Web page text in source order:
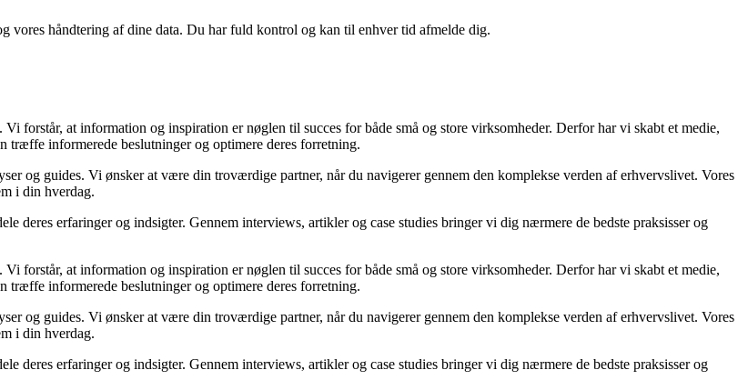
vores håndtering af dine data. Du har fuld kontrol og kan til enhver tid afmelde dig.
forstår, at information og inspiration er nøglen til succes for både små og store virksomheder. Derfor har vi skabt et medie,
træffe informerede beslutninger og optimere deres forretning.
og guides. Vi ønsker at være din troværdige partner, når du navigerer gennem den komplekse verden af erhvervslivet. Vores
i din hverdag.
deres erfaringer og indsigter. Gennem interviews, artikler og case studies bringer vi dig nærmere de bedste praksisser og
forstår, at information og inspiration er nøglen til succes for både små og store virksomheder. Derfor har vi skabt et medie,
træffe informerede beslutninger og optimere deres forretning.
og guides. Vi ønsker at være din troværdige partner, når du navigerer gennem den komplekse verden af erhvervslivet. Vores
i din hverdag.
deres erfaringer og indsigter. Gennem interviews, artikler og case studies bringer vi dig nærmere de bedste praksisser og